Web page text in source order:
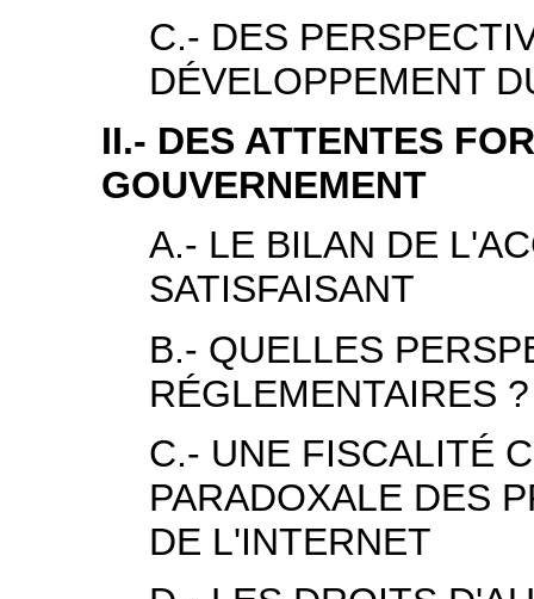
C.- DES
DÉVELOPPEMENT
II.- DES ATTENTES
GOUVERNEMENT
A.- LE BILAN DE
SATISFAISANT
B.- QUELLES
RÉGLEMENTAIRES ?
C.- UNE FISCALITÉ
PARADOXALE DES
DE L'INTERNET